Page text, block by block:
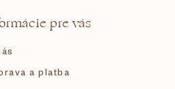
pre vás
a platba